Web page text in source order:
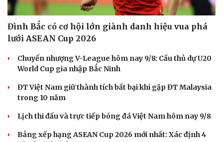
Sức khỏe
Dinh dưỡng - món ngon
Đời sống
Nhà đẹp
Đình Bắc có cơ hội lớn giành danh hiệu vua phá
lưới ASEAN Cup 2026
Chuyển nhượng V-League hôm nay 9/8: Cầu thủ dự U20
World Cup gia nhập Bắc Ninh
ĐT Việt Nam giữ thành tích bất bại khi gặp ĐT Malaysia
trong 10 năm
Lịch thi đấu và trực tiếp bóng đá Việt Nam hôm nay 9/8
Bảng xếp hạng ASEAN Cup 2026 mới nhất: Xác định 4